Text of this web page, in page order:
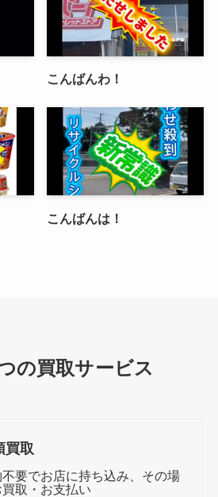
こんばんわ！
こんばんは！
の買取サービス
買取
要でお店に持ち込み、その場
買取・お支払い